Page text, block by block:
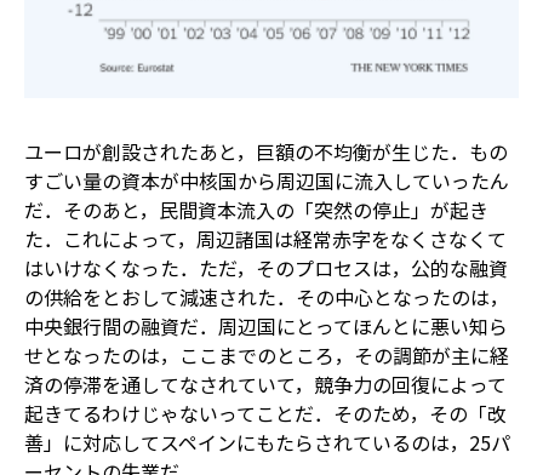
ユーロが創設されたあと，巨額の不均衡が生じた．もの
すごい量の資本が中核国から周辺国に流入していったん
だ．そのあと，民間資本流入の「突然の停止」が起き
た．これによって，周辺諸国は経常赤字をなくさなくて
はいけなくなった．ただ，そのプロセスは，公的な融資
の供給をとおして減速された．その中心となったのは，
中央銀行間の融資だ．周辺国にとってほんとに悪い知ら
せとなったのは，ここまでのところ，その調節が主に経
済の停滞を通してなされていて，競争力の回復によって
起きてるわけじゃないってことだ．そのため，その「改
善」に対応してスペインにもたらされているのは，25パ